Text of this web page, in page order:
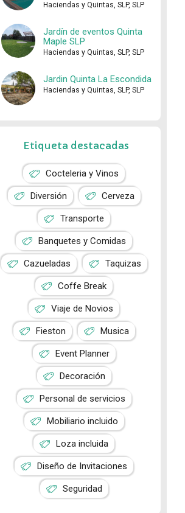
Haciendas y Quintas, SLP, SLP
Jardín de eventos Quinta
Maple SLP
Haciendas y Quintas, SLP, SLP
Jardin Quinta La Escondida
Haciendas y Quintas, SLP, SLP
Etiqueta destacadas
Cocteleria y Vinos
Diversión Cerveza
Transporte
Banquetes y Comidas
Cazueladas Taquizas
Coffe Break
Viaje de Novios
Fieston Musica
Event Planner
Decoración
Personal de servicios
Mobiliario incluido
Loza incluida
Diseño de Invitaciones
Seguridad